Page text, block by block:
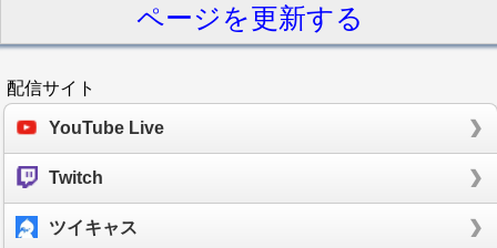
ページを更新する
配信サイト
YouTube Live
Twitch
ツイキャス